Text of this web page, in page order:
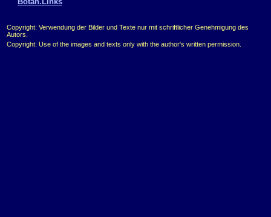
Copyright: Verwendung der Bilder und Texte nur mit schriftlicher Genehmigung des
Autors.
Copyright: Use of the images and texts only with the author's written permission.